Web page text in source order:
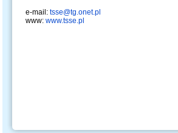
e-mail: tsse@tg.onet.pl
www: www.tsse.pl